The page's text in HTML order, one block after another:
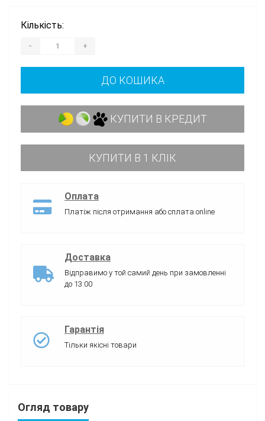
Кількість:
- +
ДО КОШИКА
КУПИТИ В КРЕДИТ
КУПИТИ В 1 КЛІК
Оплата
Платіж після отримання або сплата online
Доставка
Відправимо у той самий день при замовленні
до 13:00
Гарантія
Тільки якісні товари
Огляд товару